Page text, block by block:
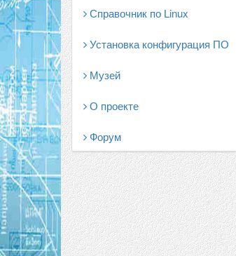
Справочник по Linux
Установка конфигурация ПО
Музей
О проекте
Форум